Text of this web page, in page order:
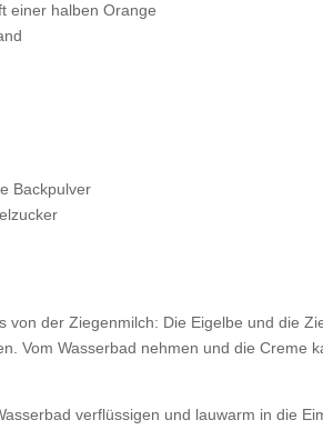
einer halben Orange
Backpulver
von der Ziegenmilch: Die Eigelbe und die
Vom Wasserbad nehmen und die Creme
verflüssigen und lauwarm in die